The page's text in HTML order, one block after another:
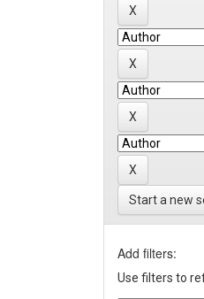
Start a new
Add filters:
Use filters to